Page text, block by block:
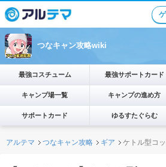
つなキャン攻略wiki
最強コスチューム 最強サポートカード
キャンプ場一覧 キャンプの進め方
サポートカード ゆるすたぐらむ
アルテマ つなキャン攻略 ギア ケトル型コ